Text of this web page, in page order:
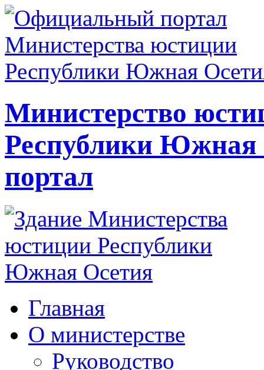
Министерство
Республики
портал
Главная
О министерстве
Руководство